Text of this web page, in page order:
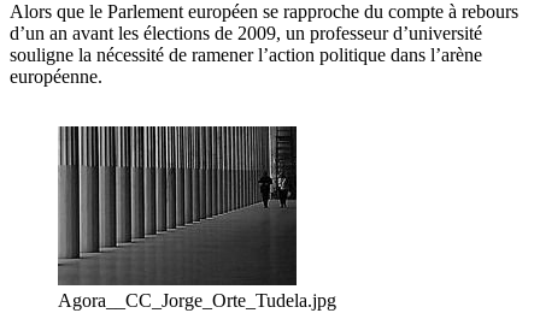
Alors que le Parlement européen se rapproche du compte à rebours
d’un an avant les élections de 2009, un professeur d’université
souligne la nécessité de ramener l’action politique dans l’arène
européenne.
Agora__CC_Jorge_Orte_Tudela.jpg